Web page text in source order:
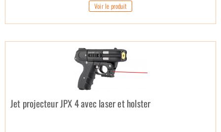
Voir le produit
Jet projecteur JPX 4 avec laser et holster